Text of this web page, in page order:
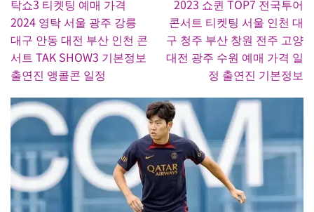
탁쇼3 티켓팅 예매 가격
2024 영탁 서울 광주 강릉
대구 안동 대전 부산 인천 콘
서트 TAK SHOW3 기본정보
출연진 앵콜콘 일정
2023 쇼퀸 TOP7 전국투어
콘서트 티켓팅 서울 인천 대
구 청주 부산 창원 전주 고양
대전 광주 수원 예매 가격 일
정 출연진 기본정보